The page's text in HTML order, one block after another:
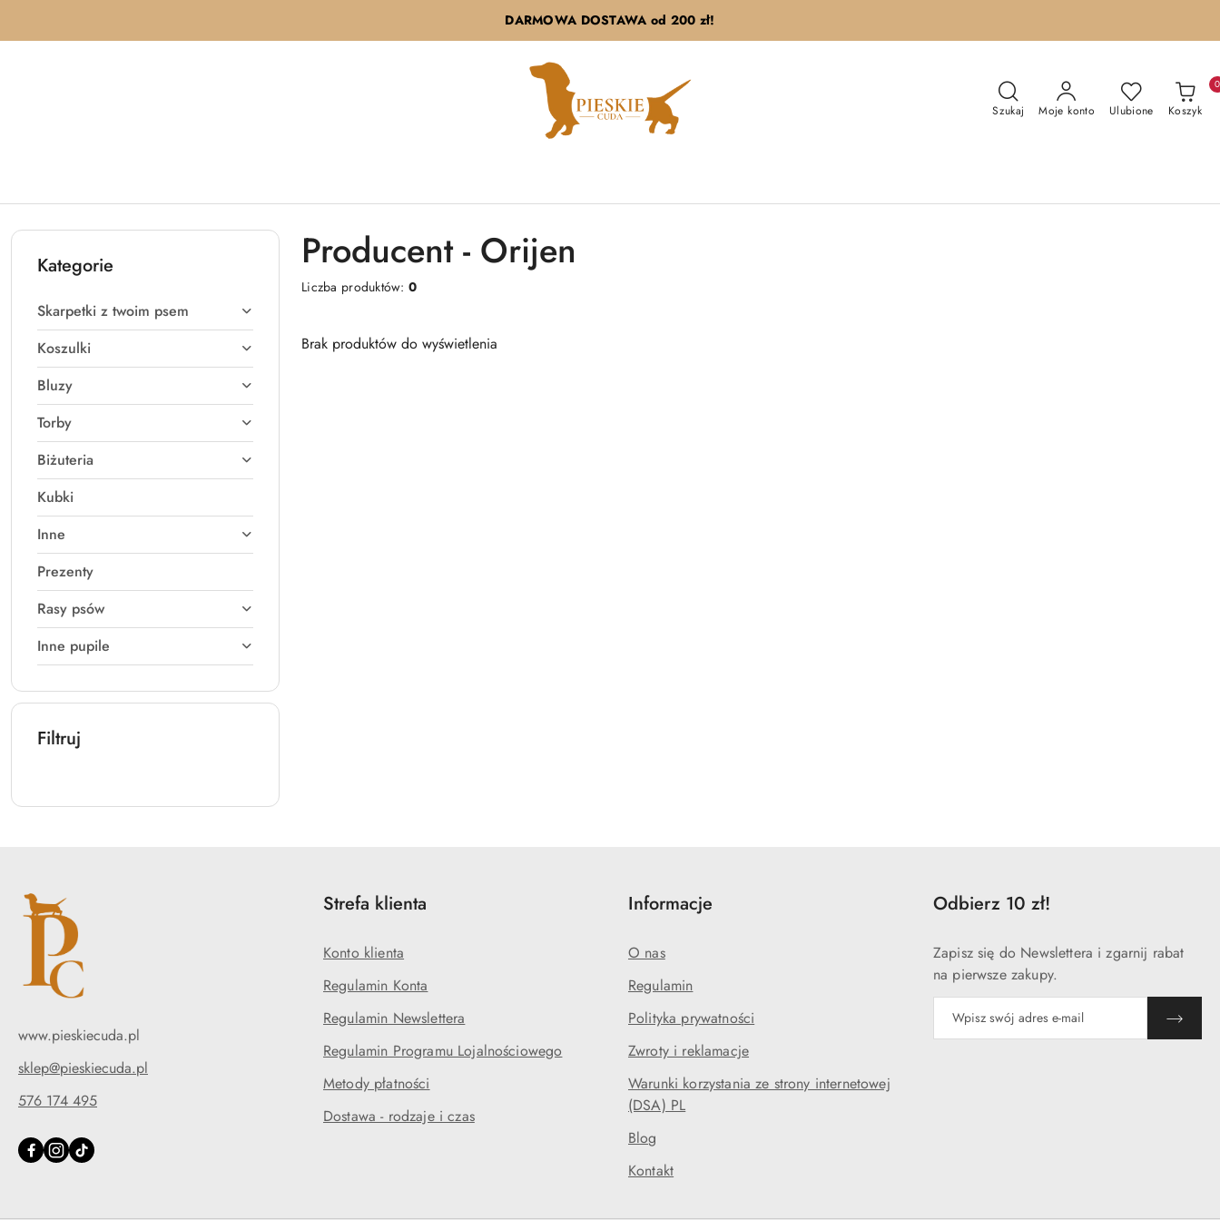
DARMOWA DOSTAWA od 200 zł!
Szukaj Moje konto Ulubione Koszyk
0
Kategorie
Skarpetki z twoim psem
Koszulki
Bluzy
Torby
Biżuteria
Kubki
Inne
Prezenty
Rasy psów
Inne pupile
Filtruj
Producent - Orijen
Liczba produktów:0
Brak produktów do wyświetlenia
www.pieskiecuda.pl
sklep@pieskiecuda.pl
576 174 495
Strefa klienta
Konto klienta
Regulamin Konta
Regulamin Newslettera
Regulamin Programu Lojalnościowego
Metody płatności
Dostawa - rodzaje i czas
Informacje
O nas
Regulamin
Polityka prywatności
Zwroty i reklamacje
Warunki korzystania ze strony internetowej
(DSA) PL
Blog
Kontakt
Odbierz 10 zł!
Zapisz się do Newslettera i zgarnij rabat
na pierwsze zakupy.